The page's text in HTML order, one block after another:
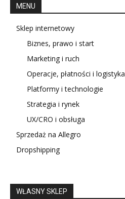
MENU
Sklep internetowy
Biznes, prawo i start
Marketing i ruch
Operacje, płatności i logistyka
Platformy i technologie
Strategia i rynek
UX/CRO i obsługa
Sprzedaż na Allegro
Dropshipping
WŁASNY SKLEP